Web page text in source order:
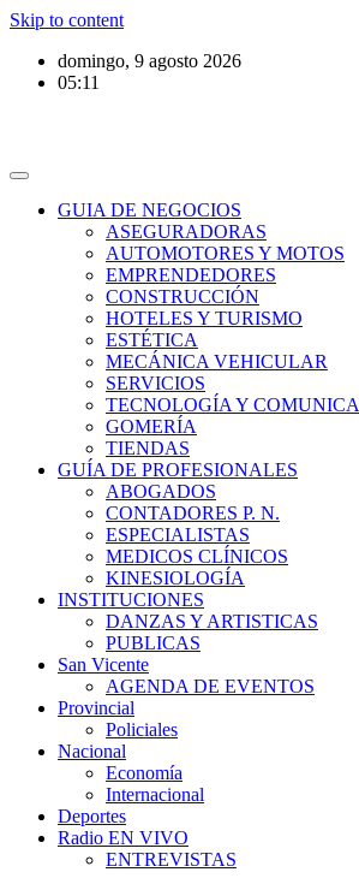
Skip to content
domingo, 9 agosto 2026
05:11
GUIA DE NEGOCIOS
ASEGURADORAS
AUTOMOTORES Y MOTOS
EMPRENDEDORES
CONSTRUCCIÓN
HOTELES Y TURISMO
ESTÉTICA
MECÁNICA VEHICULAR
SERVICIOS
TECNOLOGÍA Y
GOMERÍA
TIENDAS
GUÍA DE PROFESIONALES
ABOGADOS
CONTADORES P. N.
ESPECIALISTAS
MEDICOS CLÍNICOS
KINESIOLOGÍA
INSTITUCIONES
DANZAS Y ARTISTICAS
PUBLICAS
San Vicente
AGENDA DE EVENTOS
Provincial
Policiales
Nacional
Economía
Internacional
Deportes
Radio EN VIVO
ENTREVISTAS